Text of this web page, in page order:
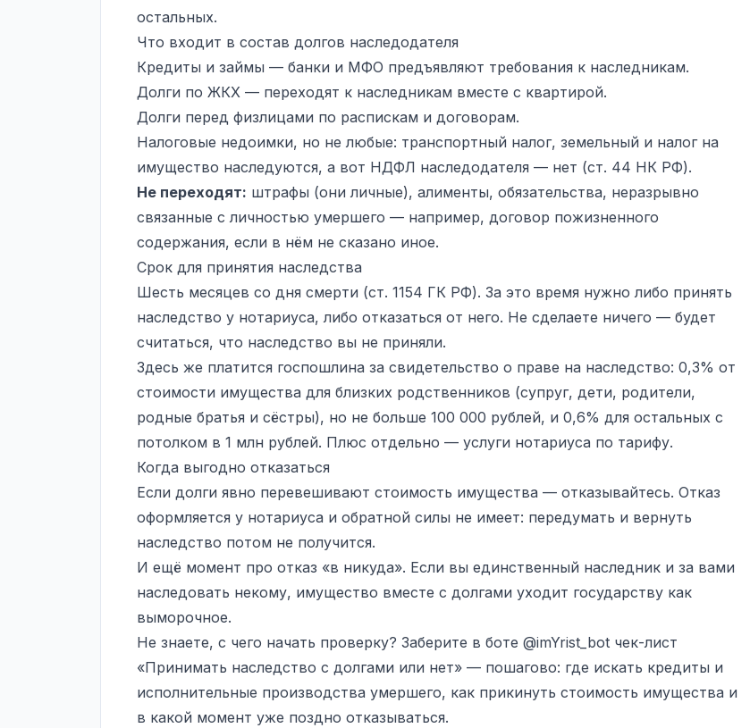
остальных.
Что входит в состав долгов наследодателя
Кредиты и займы — банки и МФО предъявляют требования к наследникам.
Долги по ЖКХ — переходят к наследникам вместе с квартирой.
Долги перед физлицами по распискам и договорам.
Налоговые недоимки, но не любые: транспортный налог, земельный и налог на
имущество наследуются, а вот НДФЛ наследодателя — нет (ст. 44 НК РФ).
Не переходят: штрафы (они личные), алименты, обязательства, неразрывно
связанные с личностью умершего — например, договор пожизненного
содержания, если в нём не сказано иное.
Срок для принятия наследства
Шесть месяцев со дня смерти (ст. 1154 ГК РФ). За это время нужно либо принять
наследство у нотариуса, либо отказаться от него. Не сделаете ничего — будет
считаться, что наследство вы не приняли.
Здесь же платится госпошлина за свидетельство о праве на наследство: 0,3% от
стоимости имущества для близких родственников (супруг, дети, родители,
родные братья и сёстры), но не больше 100 000 рублей, и 0,6% для остальных с
потолком в 1 млн рублей. Плюс отдельно — услуги нотариуса по тарифу.
Когда выгодно отказаться
Если долги явно перевешивают стоимость имущества — отказывайтесь. Отказ
оформляется у нотариуса и обратной силы не имеет: передумать и вернуть
наследство потом не получится.
И ещё момент про отказ «в никуда». Если вы единственный наследник и за вами
наследовать некому, имущество вместе с долгами уходит государству как
выморочное.
Не знаете, с чего начать проверку? Заберите в боте @imYrist_bot чек-лист
«Принимать наследство с долгами или нет» — пошагово: где искать кредиты и
исполнительные производства умершего, как прикинуть стоимость имущества и
в какой момент уже поздно отказываться.